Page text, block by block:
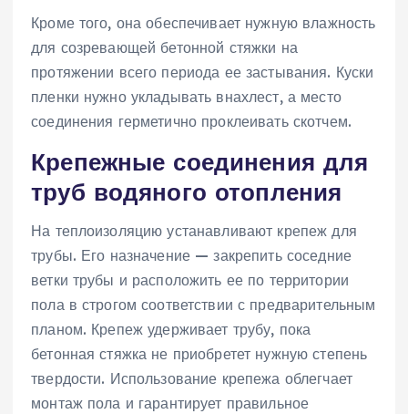
Кроме того, она обеспечивает нужную влажность
для созревающей бетонной стяжки на
протяжении всего периода ее застывания. Куски
пленки нужно укладывать внахлест, а место
соединения герметично проклеивать скотчем.
Крепежные соединения для
труб водяного отопления
На теплоизоляцию устанавливают крепеж для
трубы. Его назначение — закрепить соседние
ветки трубы и расположить ее по территории
пола в строгом соответствии с предварительным
планом. Крепеж удерживает трубу, пока
бетонная стяжка не приобретет нужную степень
твердости. Использование крепежа облегчает
монтаж пола и гарантирует правильное